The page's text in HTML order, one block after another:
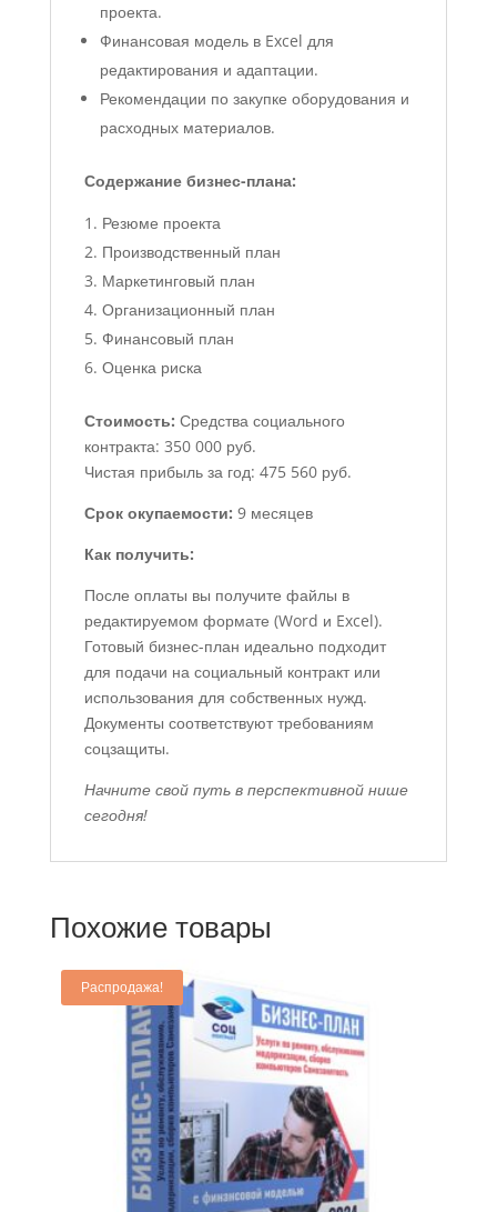
проекта.
Финансовая модель в Excel для
редактирования и адаптации.
Рекомендации по закупке оборудования и
расходных материалов.
Содержание бизнес-плана:
Резюме проекта
Производственный план
Маркетинговый план
Организационный план
Финансовый план
Оценка риска
Стоимость: Средства социального
контракта: 350 000 руб.
Чистая прибыль за год: 475 560 руб.
Срок окупаемости: 9 месяцев
Как получить:
После оплаты вы получите файлы в
редактируемом формате (Word и Excel).
Готовый бизнес-план идеально подходит
для подачи на социальный контракт или
использования для собственных нужд.
Документы соответствуют требованиям
соцзащиты.
Начните свой путь в перспективной нише
сегодня!
Похожие товары
Распродажа!